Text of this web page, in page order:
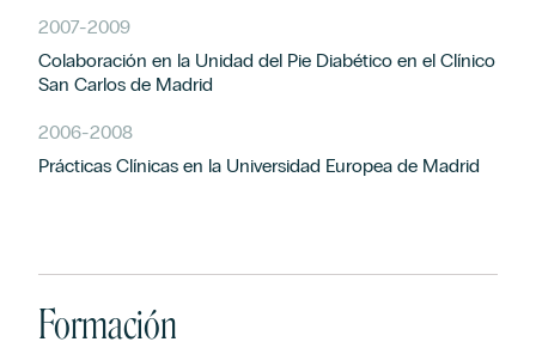
2007-2009
Colaboración en la Unidad del Pie Diabético en el Clínico
San Carlos de Madrid
2006-2008
Prácticas Clínicas en la Universidad Europea de Madrid
Formación